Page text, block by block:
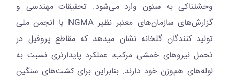
وحشتناکی به ستون وارد می‌شود. تحقیقات مهندسی و
گزارش‌های سازمان‌های معتبر نظیرNGMA یا انجمن ملی
تولید کنندگان گلخانه نشان میدهد که مقاطع پروفیل در
تحمل نیروهای خمشی مرکب، عملکرد پایدارتری نسبت به
لوله‌های هم‌وزن خود دارند. بنابراین برای کشت‌های سنگین